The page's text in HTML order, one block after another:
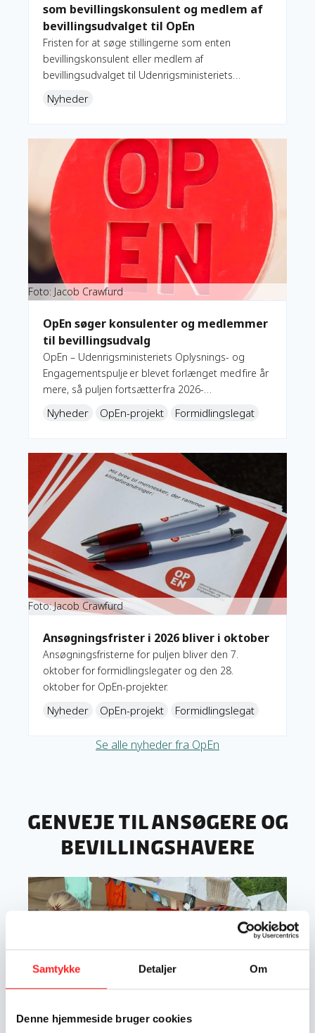
Samtykke Detaljer Om
Denne hjemmeside bruger cookies
som bevillingskonsulent og medlem af
bevillingsudvalget til OpEn
Fristen for at søge stillingerne som enten
bevillingskonsulent eller medlem af
bevillingsudvalget til Udenrigsministeriets
forlænget med to uger.
Nyheder
Foto: Jacob Crawfurd
OpEn søger konsulenter og medlemmer
til bevillingsudvalg
OpEn – Udenrigsministeriets Oplysnings- og
Engagementspulje er blevet forlænget med fire år
mere, så puljen fortsætter fra 2026-
medlemmer til bevillingsudvalg for OpEn-
projekter og formidlingslegater.
Nyheder OpEn-projekt Formidlingslegat
Læs mere om OpEn søger konsulenter og medlemmer til
Foto: Jacob Crawfurd
Ansøgningsfrister i 2026 bliver i oktober
Ansøgningsfristerne for puljen bliver den 7.
oktober for formidlingslegater og den 28.
oktober for OpEn-projekter.
Nyheder OpEn-projekt Formidlingslegat
Læs mere om Ansøgningsfrister i 2026 bliver i oktober
Se alle nyheder fra OpEn
Genveje til ansøgere og
bevillingshavere
Læs mere om OpEn-projekter: Information og materialer